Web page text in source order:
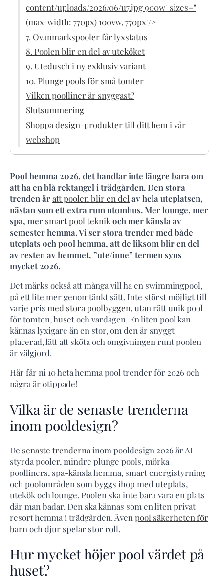
content/uploads/2026/06/u7.jpg 900w" sizes="
(max-width: 770px) 100vw, 770px"/>
7. Ovanmarkspooler får lyxstatus
8. Poolen blir en del av uteköket
9. Utedusch i ny exklusiv variant
10. Plunge pools för små tomter
Vilken poolliner är snyggast?
Slutsummering
Shoppa design-produkter till ditt hem i vår
webshop
Pool hemma 2026, det handlar inte längre bara om
att ha en blå rektangel i trädgården. Den stora
trenden äratt poolen blir en delav hela uteplatsen,
nästan som ett extra rum utomhus. Mer lounge, mer
spa, mer smart pool teknikoch mer känsla av
semester hemma. Vi ser stora trender med både
uteplats och pool hemma, att de liksom blir en del
av resten av hemmet, ”ute/inne” termen syns
mycket 2026.
Det märks också att många vill ha en swimmingpool,
på ett lite mer genomtänkt sätt. Inte störst möjligt till
varje pris med stora poolbyggen, utan rätt unik pool
för tomten, huset och vardagen. En liten pool kan
kännas lyxigare än en stor, om den är snyggt
placerad, lätt att sköta och omgivningen runt poolen
är välgjord.
Här får ni 10 heta hemma pool trender för 2026 och
några är otippade!
Vilka är de senaste trenderna
inom pooldesign?
De senaste trenderna inom pooldesign 2026 är AI-
styrda pooler, mindre plunge pools, mörka
poolliners, spa-känsla hemma, smart energistyrning
och poolområden som byggs ihop med uteplats,
utekök och lounge. Poolen ska inte bara vara en plats
där man badar. Den ska kännas som en liten privat
resort hemma i trädgården. Även pool säkerheten för
barn och djur spelar stor roll.
Hur mycket höjer pool värdet på
huset?